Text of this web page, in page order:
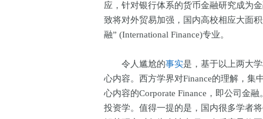
应，针对银行体系的货币金融研究成为
致将对外贸易加强，国内高校相应大面
融” (International Finance)专业。
令人尴尬的事实是，基于以上两大
心内容。西方学界对Finance的理解，集
心内容的Corporate Finance，即公司金
投资学。值得一提的是，国内很多学者